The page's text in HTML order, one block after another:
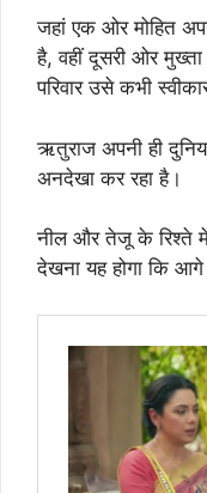
जहां एक ओर मोहित
है, वहीं दूसरी ओर
परिवार उसे कभी
ऋतुराज अपनी ही
अनदेखा कर रहा है।
नील और तेजू के रिश्ते
देखना यह होगा कि आगे